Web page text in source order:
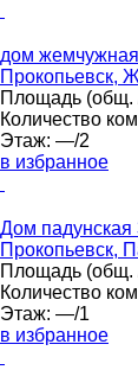
дом
Прокопьевск,
Площадь (общ.
Количество
Этаж: —/2
в избранное
Дом падунская
Прокопьевск,
Площадь (общ.
Количество
Этаж: —/1
в избранное